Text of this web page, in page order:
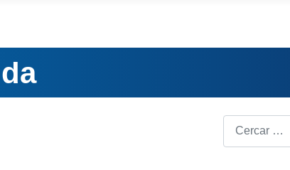
Cerca